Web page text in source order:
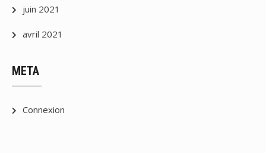
juin 2021
avril 2021
META
Connexion